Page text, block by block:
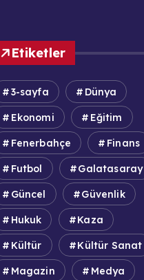
Etiketler
3-sayfa Dünya
Ekonomi Eğitim
Fenerbahçe Finans
Futbol Galatasaray
Güncel Güvenlik
Hukuk Kaza
Kültür Kültür Sanat
Magazin Medya